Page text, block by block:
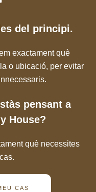
del principi.
exactament què
o ubicació, per evitar
pensant a
House?
què necessites
CAS